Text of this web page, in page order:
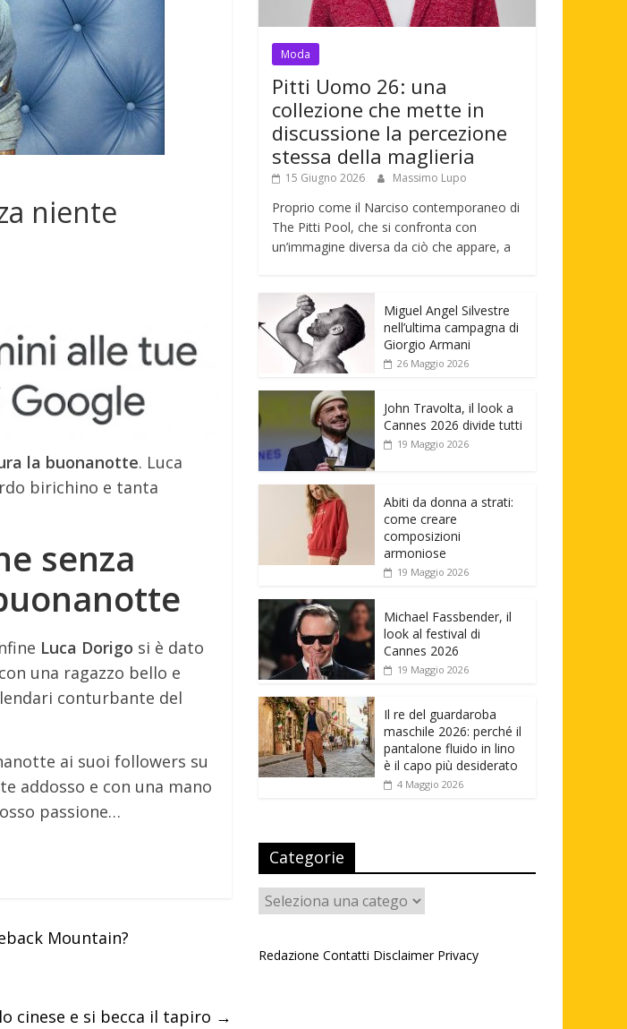
niente
la buonanotte. Luca
birichino e tanta
senza
Luca Dorigo si è dato
una ragazzo bello e
conturbante del
ai suoi followers su
addosso e con una mano
passione…
Mountain?
cinese e si becca il tapiro →
Moda
Pitti Uomo 26: una
collezione che mette in
discussione la percezione
stessa della maglieria
15 Giugno 2026 Massimo Lupo
Proprio come il Narciso contemporaneo di
The Pitti Pool, che si confronta con
un’immagine diversa da ciò che appare, a
Miguel Angel Silvestre
nell’ultima campagna di
Giorgio Armani
26 Maggio 2026
John Travolta, il look a
Cannes 2026 divide tutti
19 Maggio 2026
Abiti da donna a strati:
come creare
composizioni
armoniose
19 Maggio 2026
Michael Fassbender, il
look al festival di
Cannes 2026
19 Maggio 2026
Il re del guardaroba
maschile 2026: perché il
pantalone fluido in lino
è il capo più desiderato
4 Maggio 2026
Categorie
Categorie
Redazione Contatti Disclaimer Privacy